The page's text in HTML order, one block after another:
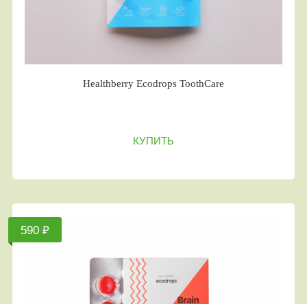
Healthberry Ecodrops ToothCare
КУПИТЬ
590 ₽